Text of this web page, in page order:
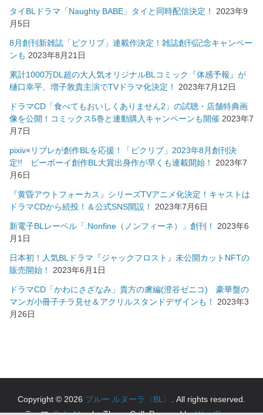
タイBLドラマ「Naughty BABE」タイと同時配信決定！
2023年9
月5日
8月創刊新雑誌「ピクリブ」連載作決定！雑誌創刊記念キャンペー
ンも 2023年8月21日
累計1000万DL超の大人気オリジナルBLコミック『体感予報』が
樋口幸平、増子敦貴主演でTVドラマ化決定！
2023年7月12日
ドラマCD「食べてもおいしくありません2」の試聴・店舗特典画
像を公開！コミックス5巻と連動購入キャンペーンも開催 2023年7
月7日
pixiv×リブレが創作BLを応援！「ピクリブ」2023年8月創刊決
定!! ビーボーイ創作BL大賞出身作が早くも連載開始！
2023年7
月6日
『黄昏アウトフォーカス』シリーズTVアニメ化決定！キャストは
ドラマCDから続投！＆公式SNS開設！
2023年7月6日
新電子BLレーベル「.Nonfine（ノンフィーネ）」創刊！
2023年6
月1日
日本初！人気BLドラマ『ジャックフロスト』未公開カットNFTの
販売開始！
2023年6月1日
ドラマCD「かわにさざなみ」貴方の虜編(澄谷ゼニコ) 豪華盤の
マンガ小冊子チラ見せ＆アクリルスタンドデザインも！
2023年3
月26日
Copyright © 2026 ブルー ルヌーラ〈BL〉
. All rights reserved.